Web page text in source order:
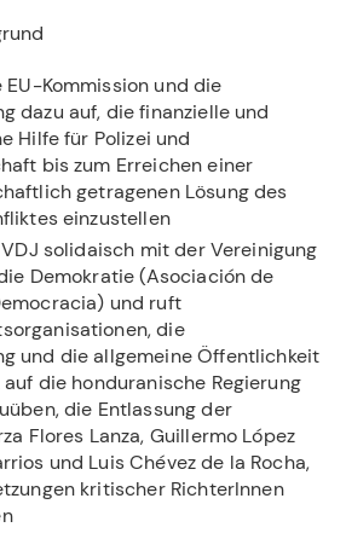
Kommission und die
dazu auf, die finanzielle und
Hilfe für Polizei und
bis zum Erreichen einer
getragenen Lösung des
einzustellen
solidaisch mit der Vereinigung
Demokratie (Asociación de
und ruft
die
und die allgemeine Öffentlichkeit
die honduranische Regierung
die Entlassung der
Flores Lanza, Guillermo López
und Luis Chévez de la Rocha,
kritischer RichterInnen